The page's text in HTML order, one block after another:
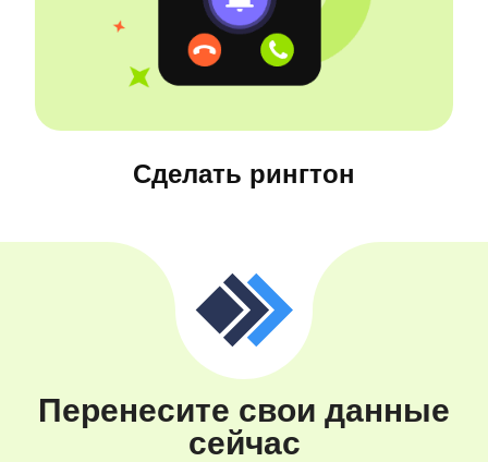
Сделать рингтон
Перенесите свои данные
сейчас